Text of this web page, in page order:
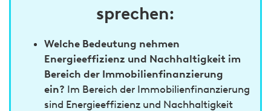
sprechen:
Welche Bedeutung nehmen
Energieeffizienz und Nachhaltigkeit im
Bereich der Immobilienfinanzierung
ein? Im Bereich der Immobilienfinanzierung
sind Energieeffizienz und Nachhaltigkeit